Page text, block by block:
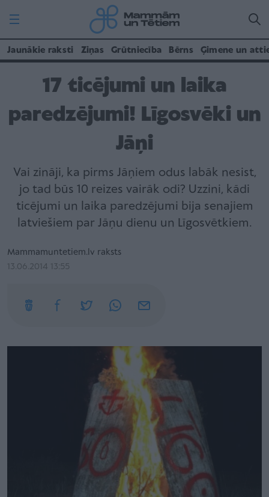
Jaunākie raksti Ziņas Grūtniecība Bērns Ģimene un
17 ticējumi un laika
paredzējumi! Līgosvēki un
Jāņi
Vai zināji, ka pirms Jāņiem odus labāk nesist,
jo tad būs 10 reizes vairāk odi? Uzzini, kādi
ticējumi un laika paredzējumi bija senajiem
latviešiem par Jāņu dienu un Līgosvētkiem.
Mammamuntetiem.lv raksts
13.06.2014 13:55